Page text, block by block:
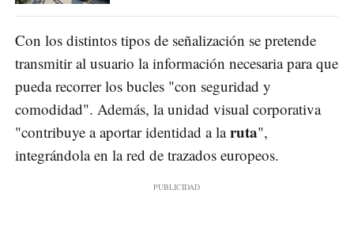
Con los distintos tipos de señalización se pretende
transmitir al usuario la información necesaria para que
pueda recorrer los bucles "con seguridad y
comodidad". Además, la unidad visual corporativa
"contribuye a aportar identidad a laruta",
integrándola en la red de trazados europeos.